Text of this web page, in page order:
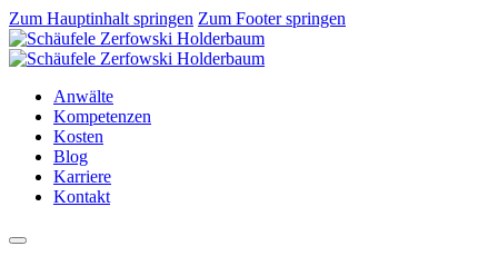
Zum Hauptinhalt springen Zum Footer springen
Anwälte
Kompetenzen
Kosten
Blog
Karriere
Kontakt